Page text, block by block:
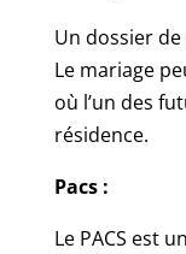
Un dossier
Le mariage
où l’un des
résidence.
Pacs :
Le PACS est